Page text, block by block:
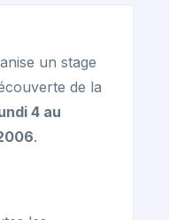
un stage
de la
4 au
.